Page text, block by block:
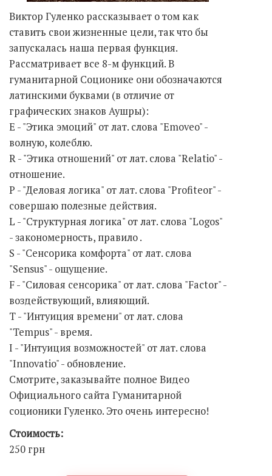
Виктор Гуленко рассказывает о том как
ставить свои жизненные цели, так что бы
запускалась наша первая функция.
Рассматривает все 8-м функций. В
гуманитарной Соционике они обозначаются
латинскими буквами (в отличие от
графических знаков Аушры):
Е - "Этика эмоций" от лат. слова "Emoveo" -
волную, колеблю.
R - "Этика отношений" от лат. слова "Relatio" -
отношение.
Р - "Деловая логика" от лат. слова "Profiteor" -
совершаю полезные действия.
L - "Структурная логика" от лат. слова "Logos"
- закономерность, правило .
S - "Сенсорика комфорта" от лат. слова
"Sensus" - ощущение.
F - "Силовая сенсорика" от лат. слова "Factor" -
воздействующий, влияющий.
Т - "Интуиция времени" от лат. слова
"Tempus" - время.
I - "Интуиция возможностей" от лат. слова
"Innovatio" - обновление.
Смотрите, заказывайте полное Видео
Официального сайта Гуманитарной
соционики Гуленко. Это очень интересно!
Стоимость:
250 грн